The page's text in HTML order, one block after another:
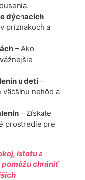
dýchacích
príznakoch a
– Ako
u detí–
väčšinu nehôd a
– Získate
prostredie pre
istotu a
chrániť